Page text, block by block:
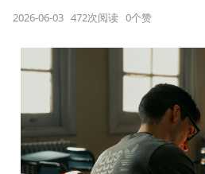
2026-06-03 472次阅读 0个赞